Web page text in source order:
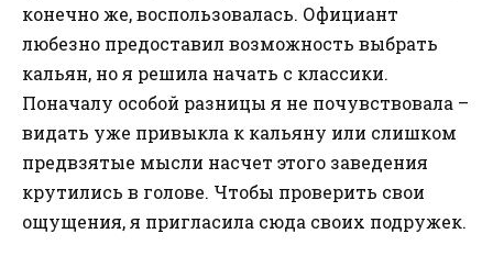
конечно же, воспользовалась. Официант
любезно предоставил возможность выбрать
кальян, но я решила начать с классики.
Поначалу особой разницы я не почувствовала –
видать уже привыкла к кальяну или слишком
предвзятые мысли насчет этого заведения
крутились в голове. Чтобы проверить свои
ощущения, я пригласила сюда своих подружек.